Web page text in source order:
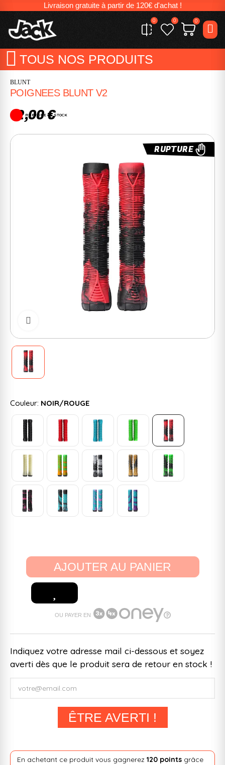
Livraison gratuite à partir de 120€ d'achat !
0 0 0
TOUS NOS PRODUITS
BLUNT
POIGNEES BLUNT V2
12,00 €
RUPTURE DE STOCK
RUPTURE
Couleur: NOIR/ROUGE
AJOUTER AU PANIER
OU PAYER EN
Indiquez votre adresse mail ci-dessous et soyez
averti dès que le produit sera de retour en stock !
ÊTRE AVERTI !
En achetant ce produit vous gagnerez 120 pointsgrâce